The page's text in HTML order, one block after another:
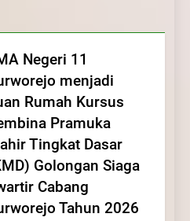
Generasi
Negeri 11
menjadi
Rumah Kursus
Pramuka
Tingkat Dasar
Golongan Siaga
Cabang
Tahun 2026